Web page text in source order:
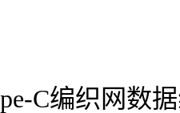
C编织网数